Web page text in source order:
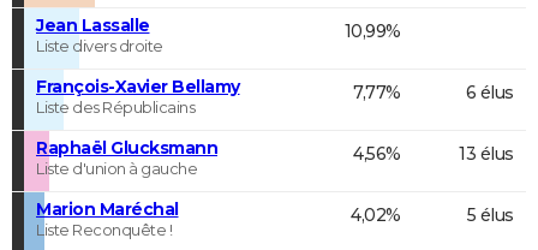
Jean Lassalle
Liste divers droite
10,99%
François-Xavier Bellamy
Liste des Républicains
7,77% 6 élus
Raphaël Glucksmann
Liste d'union à gauche
4,56% 13 élus
Marion Maréchal
Liste Reconquête !
4,02% 5 élus